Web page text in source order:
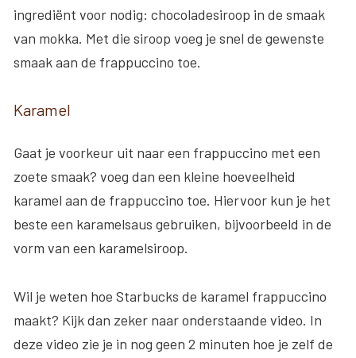
ingrediënt voor nodig: chocoladesiroop in de smaak
van mokka. Met die siroop voeg je snel de gewenste
smaak aan de frappuccino toe.
Karamel
Gaat je voorkeur uit naar een frappuccino met een
zoete smaak? voeg dan een kleine hoeveelheid
karamel aan de frappuccino toe. Hiervoor kun je het
beste een karamelsaus gebruiken, bijvoorbeeld in de
vorm van een karamelsiroop.
Wil je weten hoe Starbucks de karamel frappuccino
maakt? Kijk dan zeker naar onderstaande video. In
deze video zie je in nog geen 2 minuten hoe je zelf de